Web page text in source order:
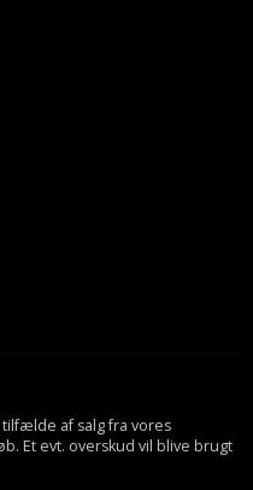
af salg fra vores
Et evt. overskud vil blive brugt